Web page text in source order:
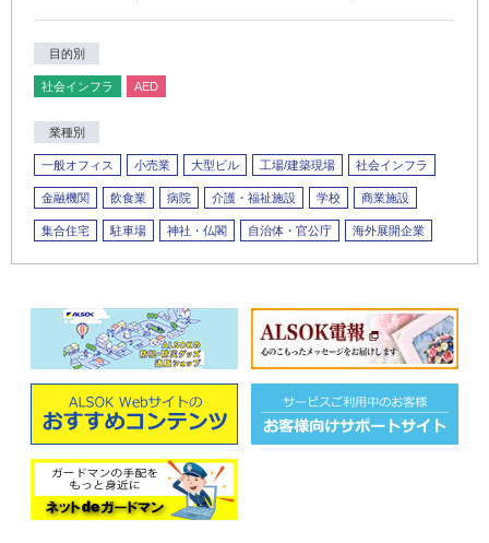
目的別
社会インフラ AED
業種別
一般オフィス 小売業 大型ビル 工場/建築現場 社会インフラ
金融機関 飲食業 病院 介護・福祉施設 学校 商業施設
集合住宅 駐車場 神社・仏閣 自治体・官公庁 海外展開企業